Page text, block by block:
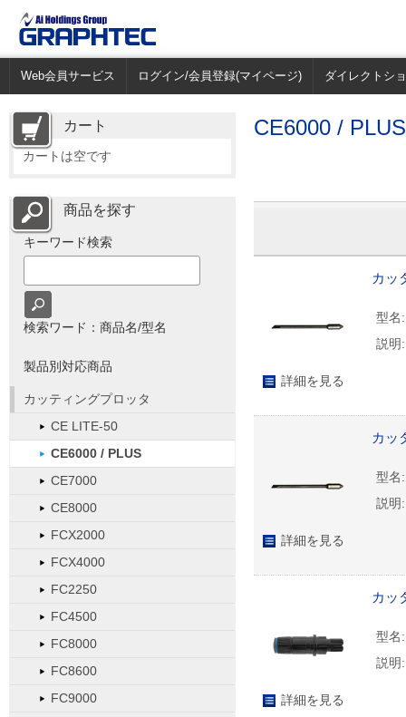
Web会員サービス ログイン/会員登録(マイページ) ダイレクトシ
CE6000 / PLUS
詳細を見る
カッ
型名:
説明:
詳細を見る
カッ
型名:
説明:
詳細を見る
カッ
型名:
説明:
カート
カートは空です
商品を探す
キーワード検索
検索ワード：商品名/型名
製品別対応商品
カッティングプロッタ
CE LITE-50
CE6000 / PLUS
CE7000
CE8000
FCX2000
FCX4000
FC2250
FC4500
FC8000
FC8600
FC9000